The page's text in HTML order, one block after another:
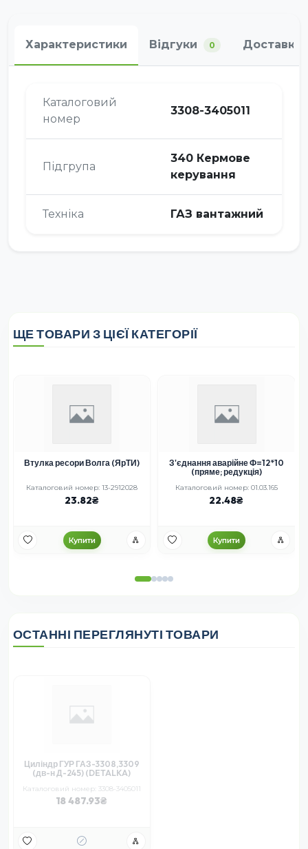
Характеристики Відгуки 0 Доставка
Каталоговий
номер
3308-3405011
Підгрупа
340 Кермове
керування
Техніка ГАЗ вантажний
ЩЕ ТОВАРИ З ЦІЄЇ КАТЕГОРІЇ
Втулка ресори Волга (ЯрТИ)
Каталоговий номер: 13-2912028
23.82
Купити
З'єднання аварійне Ф=12*10
(пряме; редукція)
Каталоговий номер: 01.03.165
22.48
Купити
ОСТАННІ ПЕРЕГЛЯНУТІ ТОВАРИ
Циліндр ГУР ГАЗ-3308,3309
(дв-н Д-245) (DETALKA)
Каталоговий номер: 3308-3405011
18 487.93